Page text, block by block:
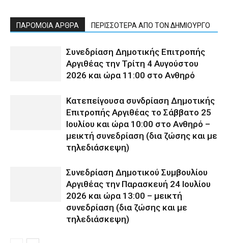
ΠΑΡΟΜΟΙΑ ΑΡΘΡΑ ΠΕΡΙΣΣΟΤΕΡΑ ΑΠΟ ΤΟΝ ΔΗΜΙΟΥΡΓΟ
Συνεδρίαση Δημοτικής Επιτροπής
Αργιθέας την Τρίτη 4 Αυγούστου
2026 και ώρα 11:00 στο Ανθηρό
Κατεπείγουσα συνδρίαση Δημοτικής
Επιτροπής Αργιθέας το Σάββατο 25
Ιουλίου και ώρα 10:00 στο Ανθηρό –
μεικτή συνεδρίαση (δια ζώσης και με
τηλεδιάσκεψη)
Συνεδρίαση Δημοτικού Συμβουλίου
Αργιθέας την Παρασκευή 24 Ιουλίου
2026 και ώρα 13:00 – μεικτή
συνεδρίαση (δια ζώσης και με
τηλεδιάσκεψη)